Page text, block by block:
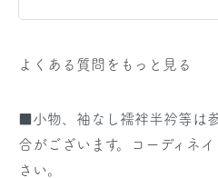
よくある質問をもっと見る
■小物、袖なし襦袢半衿等は
合がございます。コーディネ
さい。